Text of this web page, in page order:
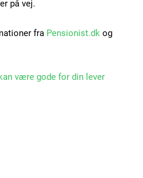
på vej.
fra Pensionist.dk og
være gode for din lever